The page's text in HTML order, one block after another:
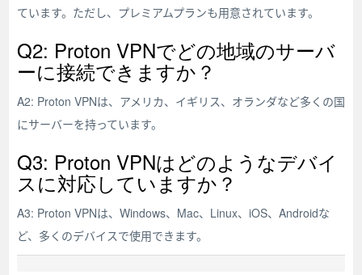
ています。ただし、プレミアムプランも用意されています。
Q2: Proton VPNでどの地域のサーバ
ーに接続できますか？
A2: Proton VPNは、アメリカ、イギリス、オランダなど多くの国
にサーバーを持っています。
Q3: Proton VPNはどのようなデバイ
スに対応していますか？
A3: Proton VPNは、Windows、Mac、Linux、iOS、Androidな
ど、多くのデバイスで使用できます。